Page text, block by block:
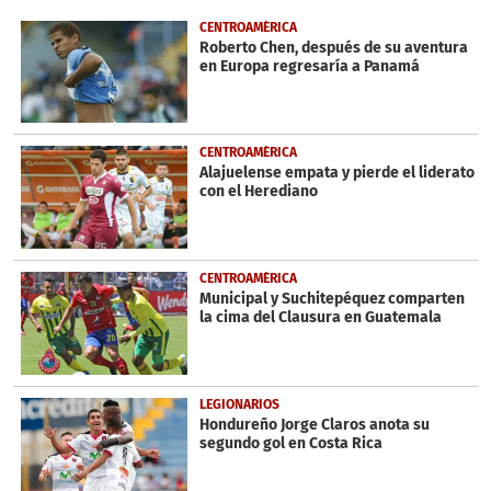
30
seconds
CENTROAMÉRICA
Roberto Chen, después de su aventura
en Europa regresaría a Panamá
CENTROAMÉRICA
Alajuelense empata y pierde el liderato
con el Herediano
CENTROAMÉRICA
Municipal y Suchitepéquez comparten
la cima del Clausura en Guatemala
LEGIONARIOS
Hondureño Jorge Claros anota su
segundo gol en Costa Rica